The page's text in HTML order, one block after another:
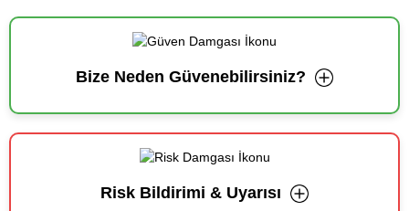
Bize Neden Güvenebilirsiniz?
Risk Bildirimi & Uyarısı